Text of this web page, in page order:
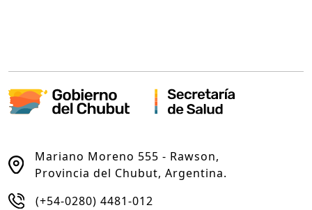
Mariano Moreno 555 - Rawson,
Provincia del Chubut, Argentina.
(+54-0280) 4481-012